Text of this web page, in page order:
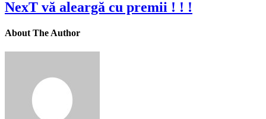
NexT vă aleargă cu premii ! ! !
About The Author